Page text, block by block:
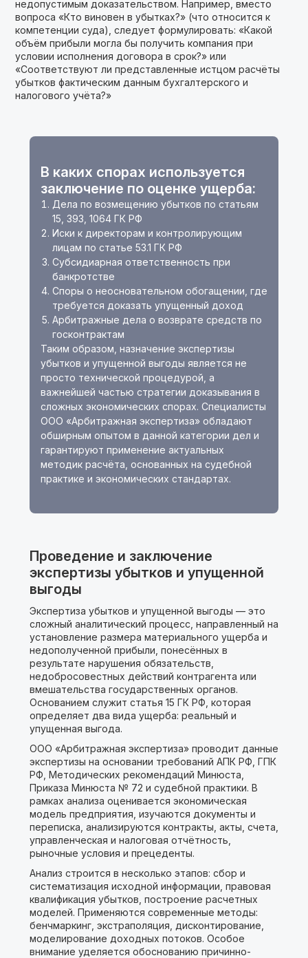
недопустимым доказательством. Например, вместо
вопроса «Кто виновен в убытках?» (что относится к
компетенции суда), следует формулировать: «Какой
объём прибыли могла бы получить компания при
условии исполнения договора в срок?» или
«Соответствуют ли представленные истцом расчёты
убытков фактическим данным бухгалтерского и
налогового учёта?»
В каких спорах используется
заключение по оценке ущерба:
Дела по возмещению убытков по статьям
15, 393, 1064 ГК РФ
Иски к директорам и контролирующим
лицам по статье 53.1 ГК РФ
Субсидиарная ответственность при
банкротстве
Споры о неосновательном обогащении, где
требуется доказать упущенный доход
Арбитражные дела о возврате средств по
госконтрактам
Таким образом, назначение экспертизы
убытков и упущенной выгоды является не
просто технической процедурой, а
важнейшей частью стратегии доказывания в
сложных экономических спорах. Специалисты
ООО «Арбитражная экспертиза» обладают
обширным опытом в данной категории дел и
гарантируют применение актуальных
методик расчёта, основанных на судебной
практике и экономических стандартах.
Проведение и заключение
экспертизы убытков и упущенной
выгоды
Экспертиза убытков и упущенной выгоды — это
сложный аналитический процесс, направленный на
установление размера материального ущерба и
недополученной прибыли, понесённых в
результате нарушения обязательств,
недобросовестных действий контрагента или
вмешательства государственных органов.
Основанием служит статья 15 ГК РФ, которая
определяет два вида ущерба: реальный и
упущенная выгода.
ООО «Арбитражная экспертиза» проводит данные
экспертизы на основании требований АПК РФ, ГПК
РФ, Методических рекомендаций Минюста,
Приказа Минюста № 72 и судебной практики. В
рамках анализа оценивается экономическая
модель предприятия, изучаются документы и
переписка, анализируются контракты, акты, счета,
управленческая и налоговая отчётность,
рыночные условия и прецеденты.
Анализ строится в несколько этапов: сбор и
систематизация исходной информации, правовая
квалификация убытков, построение расчетных
моделей. Применяются современные методы:
бенчмаркинг, экстраполяция, дисконтирование,
моделирование доходных потоков. Особое
внимание уделяется обоснованию причинно-